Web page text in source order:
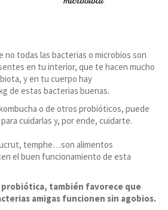
no todas las bacterias o microbios son
en tu interior, que te hacen mucho
y en tu cuerpo hay
de estas bacterias buenas.
o de otros probióticos, puede
cuidarlas y, por ende, cuidarte.
temphe…son alimentos
el buen funcionamiento de esta
probiótica, también favorece que
amigas funcionen sin agobios.